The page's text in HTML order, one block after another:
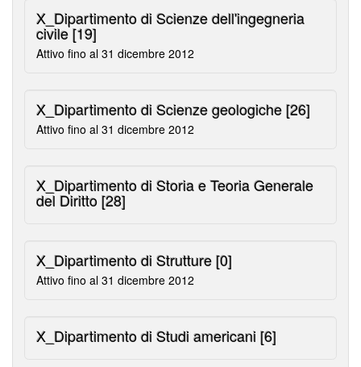
X_Dipartimento di Scienze dell'ingegneria
civile[19]
Attivo fino al 31 dicembre 2012
X_Dipartimento di Scienze geologiche[26]
Attivo fino al 31 dicembre 2012
X_Dipartimento di Storia e Teoria Generale
del Diritto[28]
X_Dipartimento di Strutture[0]
Attivo fino al 31 dicembre 2012
X_Dipartimento di Studi americani [6]